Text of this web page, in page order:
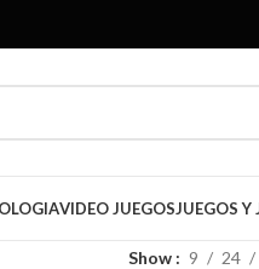
VIDEO JUEGOSJUEGOS Y
Show 9 24